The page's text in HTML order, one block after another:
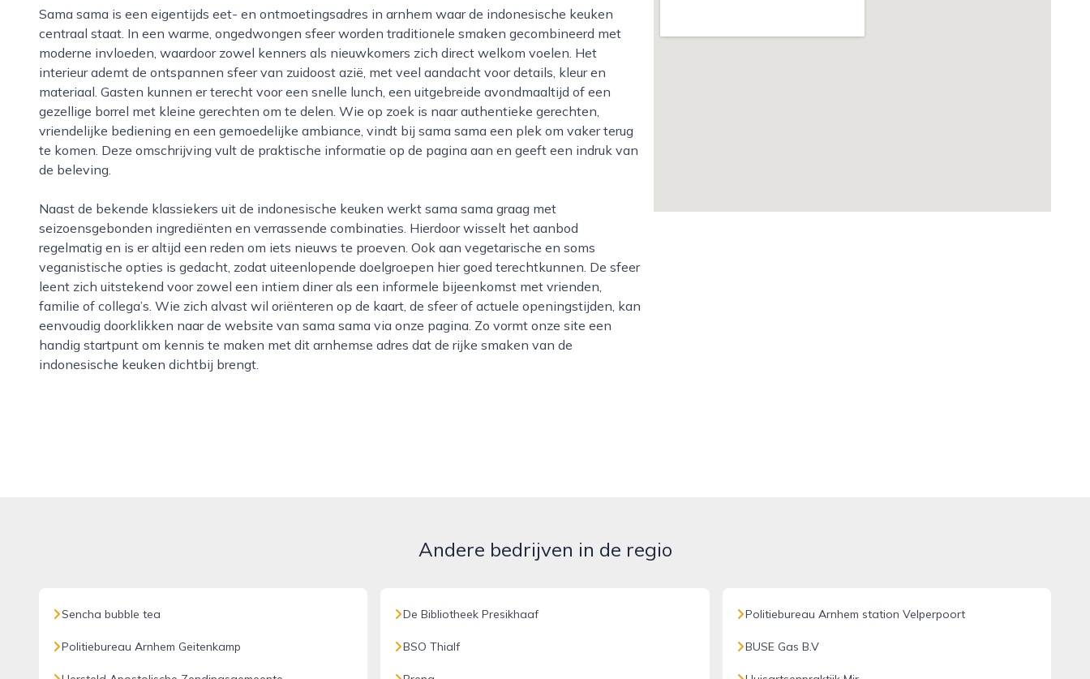
Sama sama is een eigentijds eet- en ontmoetingsadres in arnhem waar de indonesische keuken
centraal staat. In een warme, ongedwongen sfeer worden traditionele smaken gecombineerd met
moderne invloeden, waardoor zowel kenners als nieuwkomers zich direct welkom voelen. Het
interieur ademt de ontspannen sfeer van zuidoost azië, met veel aandacht voor details, kleur en
materiaal. Gasten kunnen er terecht voor een snelle lunch, een uitgebreide avondmaaltijd of een
gezellige borrel met kleine gerechten om te delen. Wie op zoek is naar authentieke gerechten,
vriendelijke bediening en een gemoedelijke ambiance, vindt bij sama sama een plek om vaker terug
te komen. Deze omschrijving vult de praktische informatie op de pagina aan en geeft een indruk van
de beleving.
Naast de bekende klassiekers uit de indonesische keuken werkt sama sama graag met
seizoensgebonden ingrediënten en verrassende combinaties. Hierdoor wisselt het aanbod
regelmatig en is er altijd een reden om iets nieuws te proeven. Ook aan vegetarische en soms
veganistische opties is gedacht, zodat uiteenlopende doelgroepen hier goed terechtkunnen. De sfeer
leent zich uitstekend voor zowel een intiem diner als een informele bijeenkomst met vrienden,
familie of collega’s. Wie zich alvast wil oriënteren op de kaart, de sfeer of actuele openingstijden, kan
eenvoudig doorklikken naar de website van sama sama via onze pagina. Zo vormt onze site een
handig startpunt om kennis te maken met dit arnhemse adres dat de rijke smaken van de
indonesische keuken dichtbij brengt.
Andere bedrijven in de regio
Sencha bubble tea
Politiebureau Arnhem Geitenkamp
De Bibliotheek Presikhaaf
BSO Thialf
Politiebureau Arnhem station Velperpoort
BUSE Gas B.V